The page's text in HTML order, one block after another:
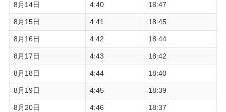
8月14日 4:40 18:47
8月15日 4:41 18:45
8月16日 4:42 18:44
8月17日 4:43 18:42
8月18日 4:44 18:40
8月19日 4:45 18:39
8月20日 4:46 18:37